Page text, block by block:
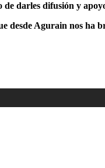
de darles difusión y
desde Agurain nos ha